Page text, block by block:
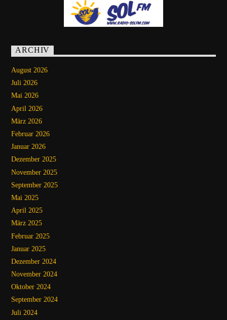
ARCHIV
August 2026
Juli 2026
Mai 2026
April 2026
März 2026
Februar 2026
Januar 2026
Dezember 2025
November 2025
September 2025
Mai 2025
April 2025
März 2025
Februar 2025
Januar 2025
Dezember 2024
November 2024
Oktober 2024
September 2024
Juli 2024